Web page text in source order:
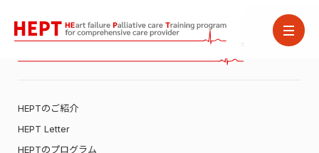
HEPTのご紹介
HEPT Letter
HEPTのプログラム